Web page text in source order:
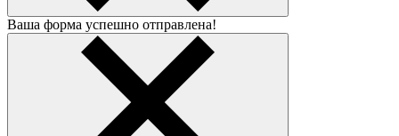
Ваша форма успешно отправлена!